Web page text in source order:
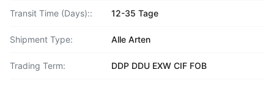
Transit Time (Days):: 12-35 Tage
Shipment Type: Alle Arten
Trading Term: DDP DDU EXW CIF FOB